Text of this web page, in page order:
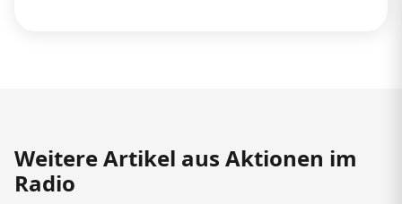
Weitere Artikel aus Aktionen im
Radio